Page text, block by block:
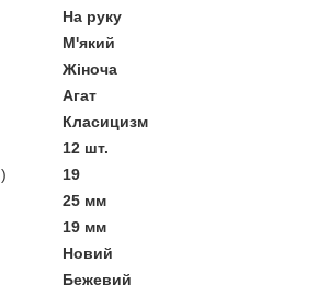
На руку
М'який
Жіноча
Агат
Класицизм
12 шт.
19
25 мм
19 мм
Новий
Бежевий